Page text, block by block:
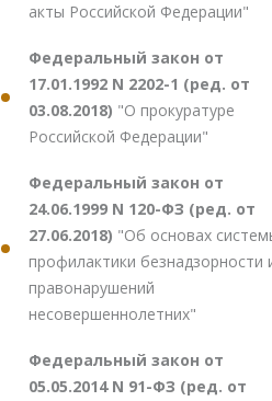
акты Российской Федерации"
Федеральный закон от
17.01.1992 N 2202-1 (ред. от
03.08.2018) "О прокуратуре
Российской Федерации"
Федеральный закон от
24.06.1999 N 120-ФЗ (ред. от
27.06.2018) "Об основах
профилактики безнадзорности
правонарушений
несовершеннолетних"
Федеральный закон от
05.05.2014 N 91-ФЗ (ред. от